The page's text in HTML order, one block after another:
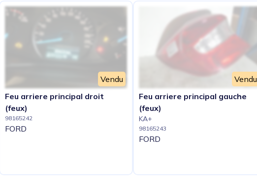
Vendu
Feu arriere principal droit
(feux)
98165242
FORD
Vendu
Feu arriere principal gauche
(feux)
KA+
98165243
FORD